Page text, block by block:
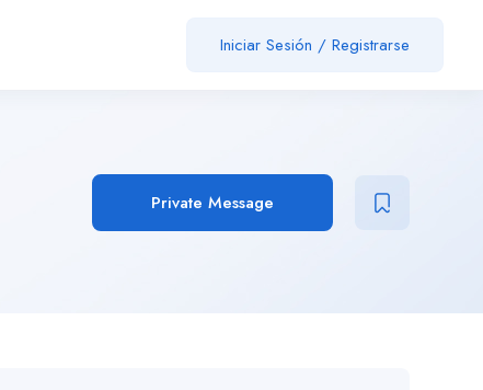
Iniciar Sesión / Registrarse
Private Message